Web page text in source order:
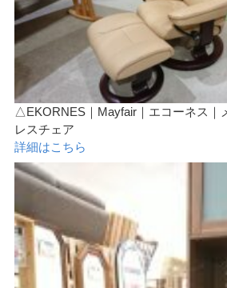
△EKORNES｜Mayfair｜エコーネス｜
レスチェア
詳細はこちら